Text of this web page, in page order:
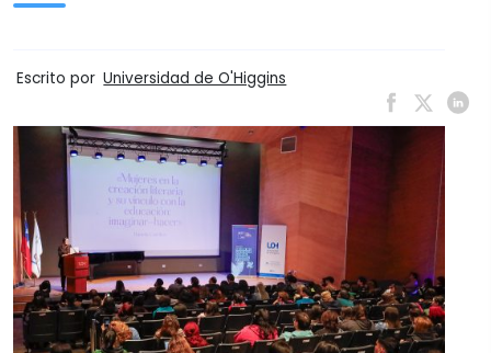
Escrito por Universidad de O'Higgins